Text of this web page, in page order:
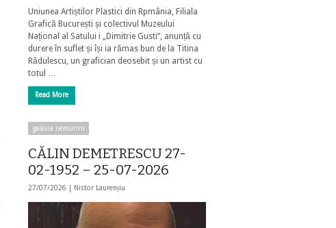
Uniunea Artiștilor Plastici din Rpmânia, Filiala
Grafică București și colectivul Muzeului
Național al Satului i „Dimitrie Gusti”, anunță cu
durere în suflet și își ia rămas bun de la Titina
Rădulescu, un grafician deosebit și un artist cu
totul …
Read More
galaxia nemuririi
CĂLIN DEMETRESCU 27-
02-1952 – 25-07-2026
27/07/2026 | Nistor Laurențiu